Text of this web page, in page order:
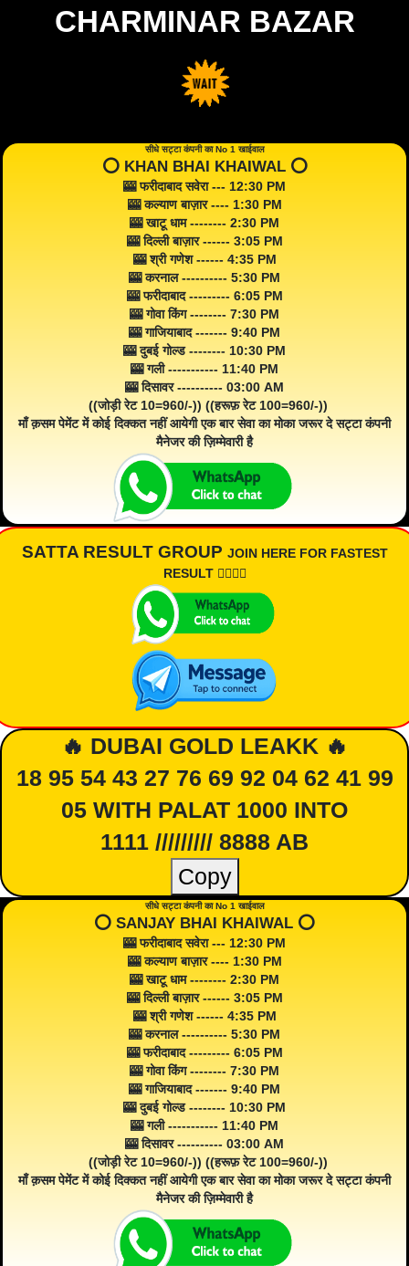
CHARMINAR BAZAR
सीधे सट्टा कंपनी का No 1 खाईवाल
⭕️ KHAN BHAI KHAIWAL ⭕️
🎰 फरीदाबाद सवेरा --- 12:30 PM
🎰 कल्याण बाज़ार ---- 1:30 PM
🎰 खाटू धाम -------- 2:30 PM
🎰 दिल्ली बाज़ार ------ 3:05 PM
🎰 श्री गणेश ------ 4:35 PM
🎰 करनाल ---------- 5:30 PM
🎰 फरीदाबाद --------- 6:05 PM
🎰 गोवा किंग -------- 7:30 PM
🎰 गाजियाबाद ------- 9:40 PM
🎰 दुबई गोल्ड -------- 10:30 PM
🎰 गली ----------- 11:40 PM
🎰 दिसावर ---------- 03:00 AM
((जोड़ी रेट 10=960/-)) ((हरूफ़ रेट 100=960/-))
माँ क़सम पेमेंट में कोई दिक्कत नहीं आयेगी एक बार सेवा का मोका जरूर दे सट्टा कंपनी
मैनेजर की ज़िम्मेवारी है
SATTA RESULT GROUP JOIN HERE FOR FASTEST
RESULT 👇🏾👇🏾
🔥 DUBAI GOLD LEAKK 🔥
18 95 54 43 27 76 69 92 04 62 41 99
05 WITH PALAT 1000 INTO
1111 ///////// 8888 AB
Copy
सीधे सट्टा कंपनी का No 1 खाईवाल
⭕️ SANJAY BHAI KHAIWAL ⭕️
🎰 फरीदाबाद सवेरा --- 12:30 PM
🎰 कल्याण बाज़ार ---- 1:30 PM
🎰 खाटू धाम -------- 2:30 PM
🎰 दिल्ली बाज़ार ------ 3:05 PM
🎰 श्री गणेश ------ 4:35 PM
🎰 करनाल ---------- 5:30 PM
🎰 फरीदाबाद --------- 6:05 PM
🎰 गोवा किंग -------- 7:30 PM
🎰 गाजियाबाद ------- 9:40 PM
🎰 दुबई गोल्ड -------- 10:30 PM
🎰 गली ----------- 11:40 PM
🎰 दिसावर ---------- 03:00 AM
((जोड़ी रेट 10=960/-)) ((हरूफ़ रेट 100=960/-))
माँ क़सम पेमेंट में कोई दिक्कत नहीं आयेगी एक बार सेवा का मोका जरूर दे सट्टा कंपनी
मैनेजर की ज़िम्मेवारी है